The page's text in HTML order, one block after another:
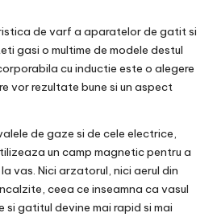
de varf a aparatelor de gatit si
gasi o multime de modele destul
cu inductie este o alegere
vor rezultate bune si un aspect
de gaze si de cele electrice,
un camp magnetic pentru a
vas. Nici arzatorul, nici aerul din
ceea ce inseamna ca vasul
si gatitul devine mai rapid si mai